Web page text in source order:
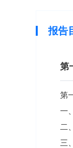
报告
第
第
一
二
三